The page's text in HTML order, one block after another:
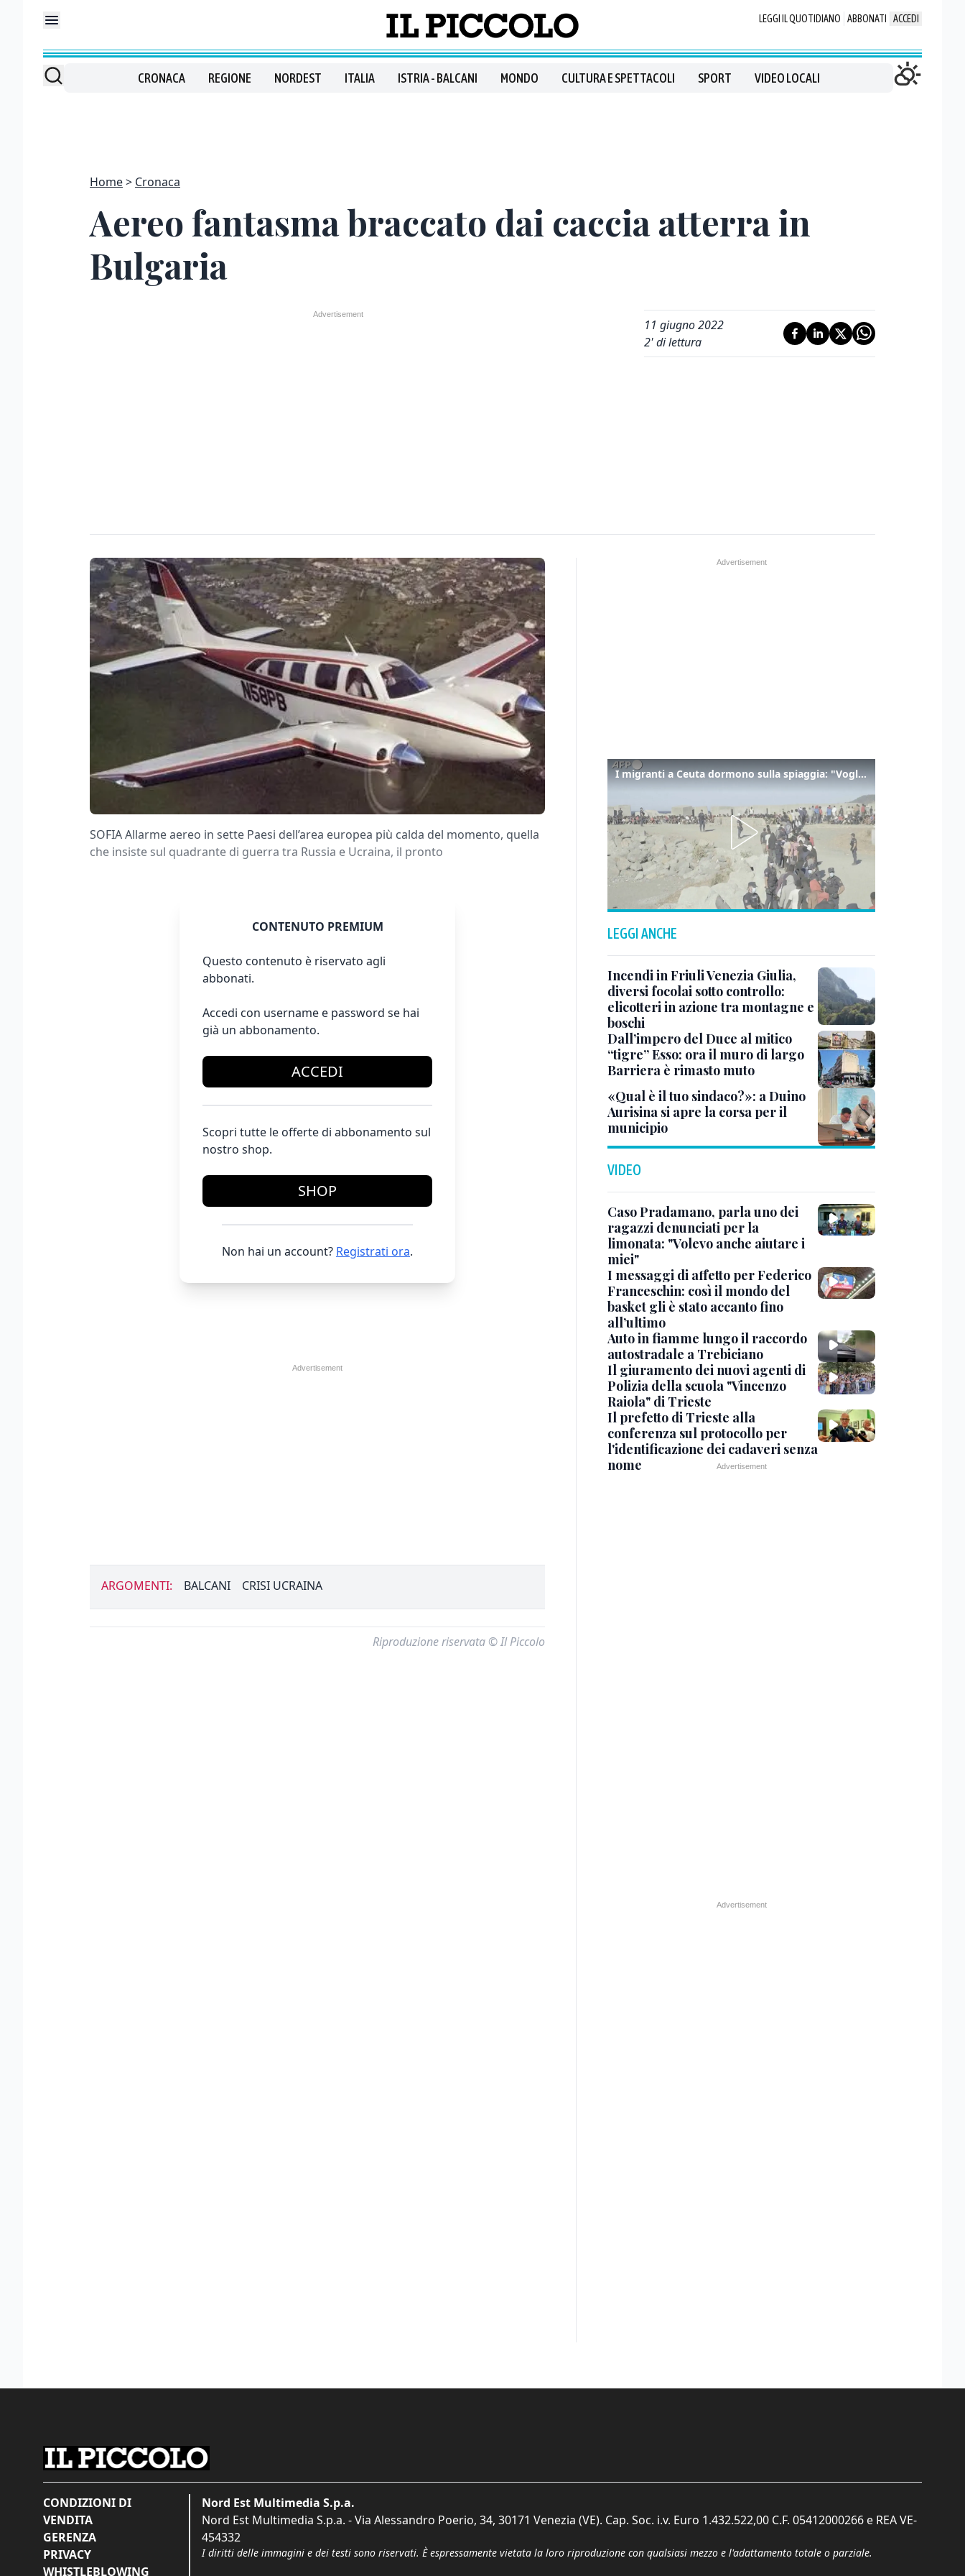
LEGGI IL QUOTIDIANO ABBONATI ACCEDI
CRONACA REGIONE NORDEST ITALIA ISTRIA - BALCANI MONDO CULTURA E SPETTACOLI SPORT VIDEO LOCALI
Home Cronaca
Aereo fantasma braccato dai caccia atterra in
Bulgaria
11 giugno 2022
2' di lettura
SOFIA Allarme aereo in sette Paesi dell’area europea più calda del momento, quella
che insiste sul quadrante di guerra tra Russia e Ucraina, il pronto
CONTENUTO PREMIUM
Questo contenuto è riservato agli
abbonati.
Accedi con username e password se hai
già un abbonamento.
ACCEDI
Scopri tutte le offerte di abbonamento sul
nostro shop.
SHOP
Non hai un account? Registrati ora.
ARGOMENTI: BALCANI CRISI UCRAINA
Riproduzione riservata © Il Piccolo
I migranti a Ceuta dormono sulla spiaggia: "Vogliamo entrare in Europa"
LEGGI ANCHE
Incendi in Friuli Venezia Giulia,
diversi focolai sotto controllo:
elicotteri in azione tra montagne e
boschi
Dall’impero del Duce al mitico
“tigre” Esso: ora il muro di largo
Barriera è rimasto muto
«Qual è il tuo sindaco?»: a Duino
Aurisina si apre la corsa per il
municipio
VIDEO
Caso Pradamano, parla uno dei
ragazzi denunciati per la
limonata: "Volevo anche aiutare i
miei"
I messaggi di affetto per Federico
Franceschin: così il mondo del
basket gli è stato accanto fino
all’ultimo
Auto in fiamme lungo il raccordo
autostradale a Trebiciano
Il giuramento dei nuovi agenti di
Polizia della scuola "Vincenzo
Raiola" di Trieste
Il prefetto di Trieste alla
conferenza sul protocollo per
l'identificazione dei cadaveri senza
nome
CONDIZIONI DI
VENDITA
GERENZA
PRIVACY
WHISTLEBLOWING
Nord Est Multimedia S.p.a.
Nord Est Multimedia S.p.a. - Via Alessandro Poerio, 34, 30171 Venezia (VE). Cap. Soc. i.v. Euro 1.432.522,00 C.F. 05412000266 e REA VE-
454332
I diritti delle immagini e dei testi sono riservati. È espressamente vietata la loro riproduzione con qualsiasi mezzo e l'adattamento totale o parziale.